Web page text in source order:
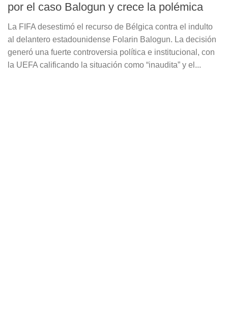
por el caso Balogun y crece la polémica
La FIFA desestimó el recurso de Bélgica contra el indulto
al delantero estadounidense Folarin Balogun. La decisión
generó una fuerte controversia política e institucional, con
la UEFA calificando la situación como “inaudita” y el...